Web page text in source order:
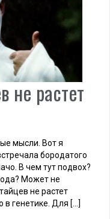
не растет
мысли. Вот я
бородатого
В чем тут подвох?
Может не
не растет
в генетике. Для […]